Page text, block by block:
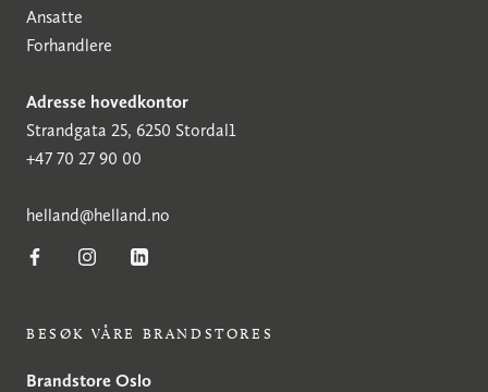
Ansatte
Forhandlere
Adresse hovedkontor
Strandgata 25, 6250 Stordal1
+47 70 27 90 00
helland@helland.no
BESØK VÅRE BRANDSTORES
Brandstore Oslo